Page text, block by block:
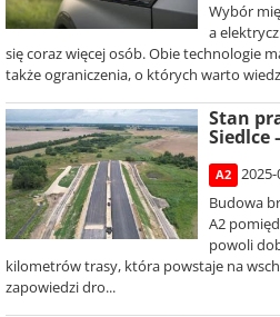
Wybór
a
się coraz więcej osób. Obie technologie
także ograniczenia, o których warto
Stan
Siedlce
A2
Budowa
A2
powoli
kilometrów trasy, która powstaje na
zapowiedzi dro...